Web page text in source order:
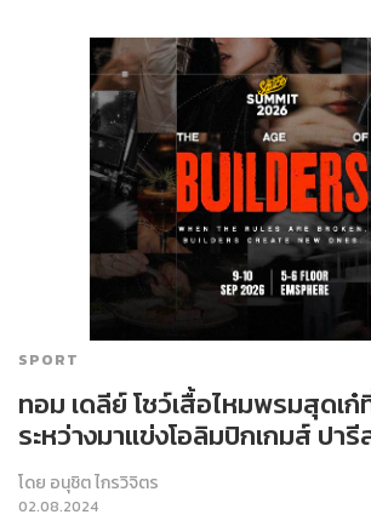
SPORT
ทอม เดลีย์ โชว์เสื้อไหมพรมสุดเก๋
ระหว่างมาแข่งโอลิมปิกเกมส์ ปา
โดย อนุชิต ไกรวิจิตร
02.08.2024